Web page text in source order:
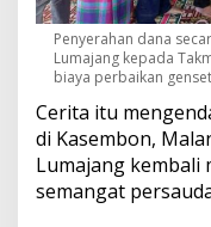
Penyerahan dana
Lumajang kepada
biaya perbaikan
Cerita itu
di Kasembon,
Lumajang kembali
semangat